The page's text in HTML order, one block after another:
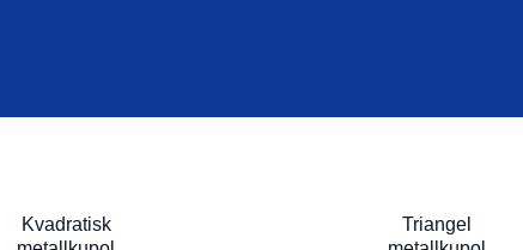
Kvadratisk
Triangel